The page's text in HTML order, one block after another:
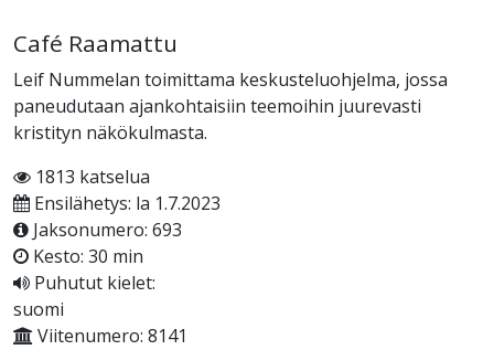
Café Raamattu
Leif Nummelan toimittama keskusteluohjelma, jossa
paneudutaan ajankohtaisiin teemoihin juurevasti
kristityn näkökulmasta.
1813 katselua
Ensilähetys: la 1.7.2023
Jaksonumero: 693
Kesto: 30 min
Puhutut kielet:
suomi
Viitenumero: 8141